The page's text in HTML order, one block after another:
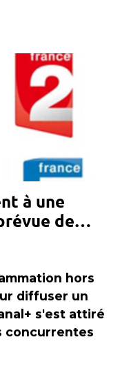
à une
de
hors
diffuser un
s'est attiré
concurrentes